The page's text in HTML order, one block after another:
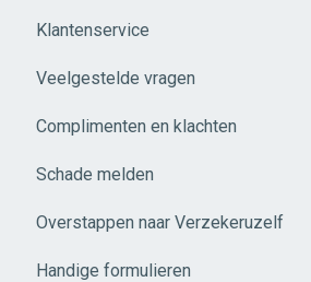
Klantenservice
Veelgestelde vragen
Complimenten en klachten
Schade melden
Overstappen naar Verzekeruzelf
Handige formulieren